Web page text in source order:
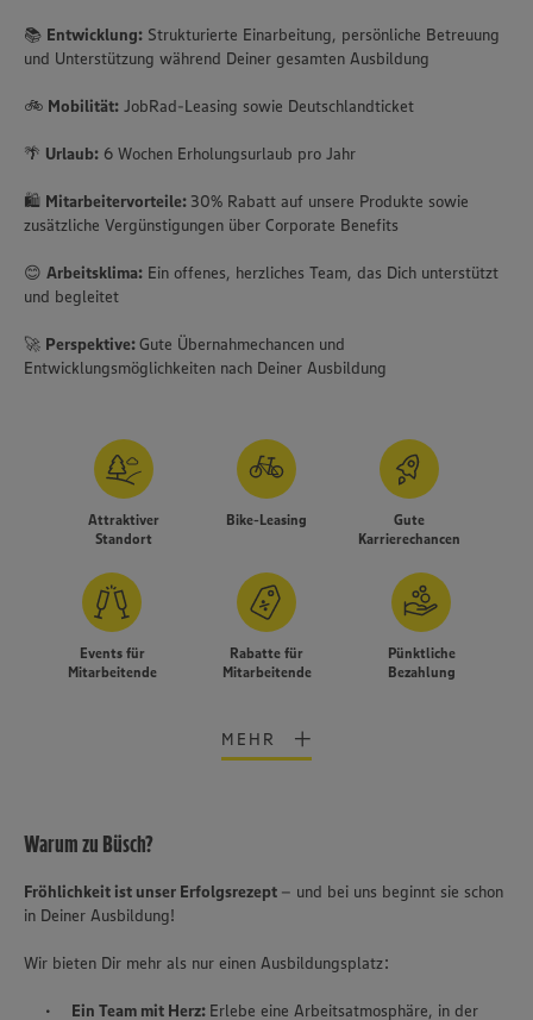
📚 Entwicklung: Strukturierte Einarbeitung, persönliche Betreuung
und Unterstützung während Deiner gesamten Ausbildung
🚲 Mobilität: JobRad-Leasing sowie Deutschlandticket
🌴 Urlaub: 6 Wochen Erholungsurlaub pro Jahr
🛍️ Mitarbeitervorteile: 30% Rabatt auf unsere Produkte sowie
zusätzliche Vergünstigungen über Corporate Benefits
😊 Arbeitsklima: Ein offenes, herzliches Team, das Dich unterstützt
und begleitet
🚀 Perspektive:Gute Übernahmechancen und
Entwicklungsmöglichkeiten nach Deiner Ausbildung
Attraktiver
Standort
Bike-Leasing
Gute
Karrierechancen
Events für
Mitarbeitende
Rabatte für
Mitarbeitende
Pünktliche
Bezahlung
MEHR
Warum zu Büsch?
Fröhlichkeit ist unser Erfolgsrezept – und bei uns beginnt sie schon
in Deiner Ausbildung!
Wir bieten Dir mehr als nur einen Ausbildungsplatz:
Ein Team mit Herz: Erlebe eine Arbeitsatmosphäre, in der